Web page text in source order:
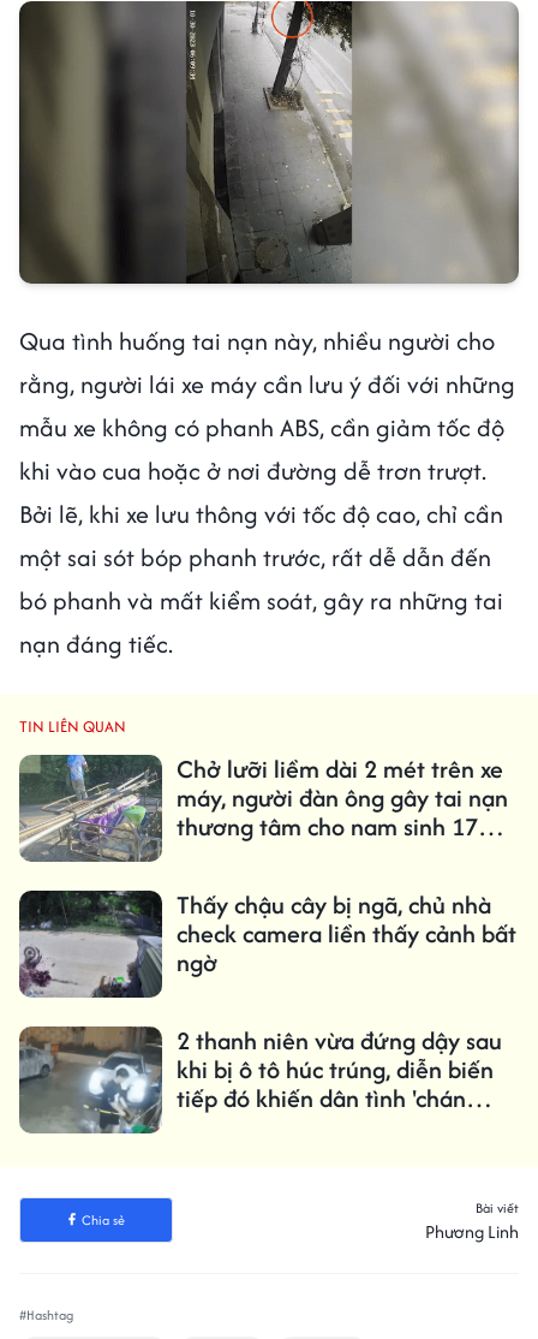
Qua tình huống tai nạn này, nhiều người cho
rằng, người lái xe máy cần lưu ý đối với những
mẫu xe không có phanh ABS, cần giảm tốc độ
khi vào cua hoặc ở nơi đường dễ trơn trượt.
Bởi lẽ, khi xe lưu thông với tốc độ cao, chỉ cần
một sai sót bóp phanh trước, rất dễ dẫn đến
bó phanh và mất kiểm soát, gây ra những tai
nạn đáng tiếc.
TIN LIÊN QUAN
Chở lưỡi liềm dài 2 mét trên xe
máy, người đàn ông gây tai nạn
thương tâm cho nam sinh 17
Thấy chậu cây bị ngã, chủ nhà
check camera liền thấy cảnh bất
ngờ
2 thanh niên vừa đứng dậy sau
khi bị ô tô húc trúng, diễn biến
tiếp đó khiến dân tình 'chán
Chia sẻ
Bài viết
Phương Linh
#Hashtag